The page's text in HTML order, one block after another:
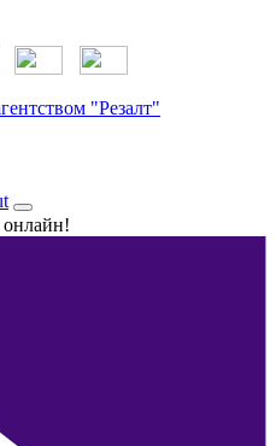
"Резалт"